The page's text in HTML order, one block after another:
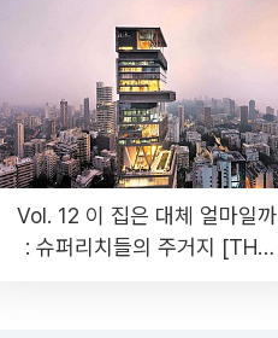
Vol. 12 이 집은 대체 얼마일까
: 슈퍼리치들의 주거지 [THE